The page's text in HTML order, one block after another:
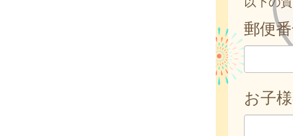
郵便
お子